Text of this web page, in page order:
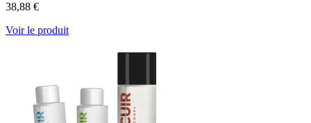
38,88 €
Voir le produit